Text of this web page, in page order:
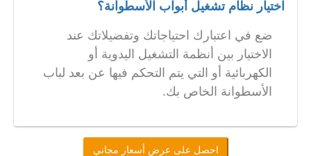
اختيار نظام تشغيل أبواب الأسطوانة؟
ضع في اعتبارك احتياجاتك وتفضيلاتك عند
الاختيار بين أنظمة التشغيل اليدوية أو
الكهربائية أو التي يتم التحكم فيها عن بعد لباب
الأسطوانة الخاص بك.
احصل على عرض أسعار مجاني